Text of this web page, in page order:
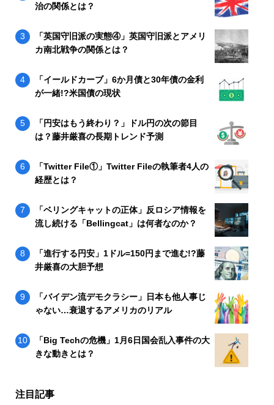
治の関係とは？
「英国守旧派の実態④」英国守旧派とアメリ
カ南北戦争の関係とは？
「イールドカーブ」6か月債と30年債の金利
が一緒!?米国債の現状
「円安はもう終わり？」ドル円の次の節目
は？藤井厳喜の長期トレンド予測
「Twitter File①」Twitter Fileの執筆者4人の
経歴とは？
「ベリングキャットの正体」反ロシア情報を
流し続ける「Bellingcat」は何者なのか？
「進行する円安」1ドル=150円まで進む!?藤
井厳喜の大胆予想
「バイデン流デモクラシー」日本も他人事じ
ゃない…衰退するアメリカのリアル
「Big Techの危機」1月6日国会乱入事件の大
きな動きとは？
注目記事